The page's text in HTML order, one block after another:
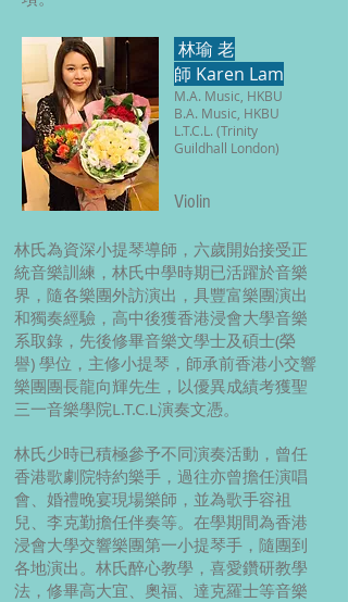
林瑜 老
師 Karen Lam
M.A. Music, HKBU
B.A. Music, HKBU
L.T.C.L. (Trinity
Guildhall London)
Violin
林氏為資深小提琴導師，六歲開始接受正
統音樂訓練，林氏中學時期已活躍於音樂
界，隨各樂團外訪演出，具豐富樂團演出
和獨奏經驗，高中後獲香港浸會大學音樂
系取錄，先後修畢音樂文學士及碩士(榮
譽) 學位，主修小提琴，師承前香港小交響
樂團團長龍向輝先生，以優異成績考獲聖
三一音樂學院L.T.C.L演奏文憑。
林氏少時已積極參予不同演奏活動，曾任
香港歌劇院特約樂手，過往亦曾擔任演唱
會、婚禮晚宴現場樂師，並為歌手容祖
兒、李克勤擔任伴奏等。在學期間為香港
浸會大學交響樂團第一小提琴手，隨團到
各地演出。林氏醉心教學，喜愛鑽研教學
法，修畢高大宜、奧福、達克羅士等音樂